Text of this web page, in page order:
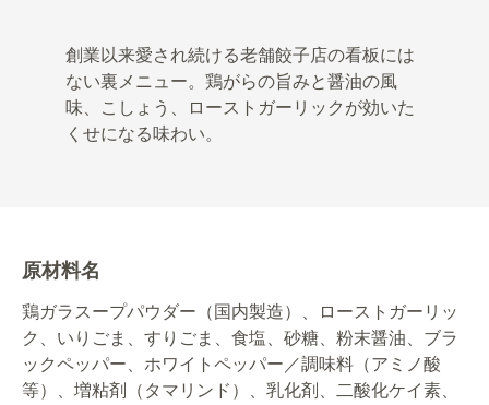
創業以来愛され続ける老舗餃子店の看板には
ない裏メニュー。鶏がらの旨みと醤油の風
味、こしょう、ローストガーリックが効いた
くせになる味わい。
原材料名
鶏ガラスープパウダー（国内製造）、ローストガーリッ
ク、いりごま、すりごま、食塩、砂糖、粉末醤油、ブラ
ックペッパー、ホワイトペッパー／調味料（アミノ酸
等）、増粘剤（タマリンド）、乳化剤、二酸化ケイ素、